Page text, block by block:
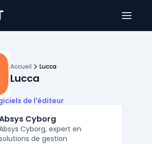
Accueil Lucca
Lucca
de l'éditeur
Cyborg
Cyborg, expert en
de gestion